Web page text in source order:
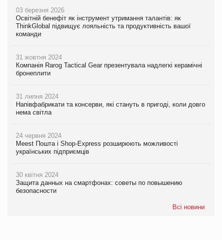
03 березня 2026
Освітній бенефіт як інструмент утримання талантів: як
ThinkGlobal підвищує лояльність та продуктивність вашої
команди
31 жовтня 2024
Компанія Rarog Tactical Gear презентувала надлегкі керамічні
бронеплити
31 липня 2024
Напівфабрикати та консерви, які стануть в пригоді, коли довго
нема світла
24 червня 2024
Meest Пошта і Shop-Express розширюють можливості
українських підприємців
30 квітня 2024
Защита данных на смартфонах: советы по повышению
безопасности
Всі новини